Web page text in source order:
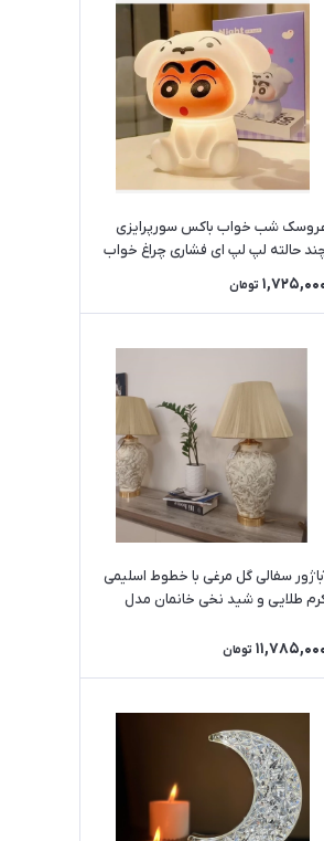
شب خواب باکس سورپرایزی
حالته لپ لپ ای فشاری چراغ خواب
لبوبو خانمان مدل 329499
تومان
سفالی گل مرغی با خطوط اسلیمی
طلایی و شید نخی خانمان مدل
تومان